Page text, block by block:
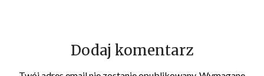
Dodaj komentarz